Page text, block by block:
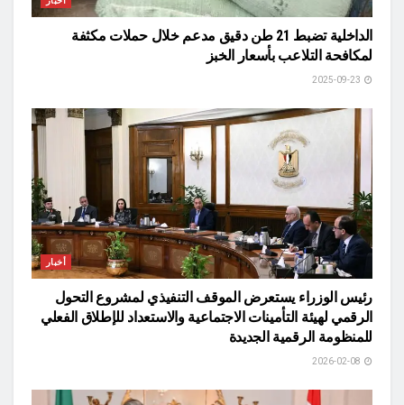
الداخلية تضبط 21 طن دقيق مدعم خلال حملات مكثفة
لمكافحة التلاعب بأسعار الخبز
أخبار
رئيس الوزراء يستعرض الموقف التنفيذي لمشروع التحول
الرقمي لهيئة التأمينات الاجتماعية والاستعداد للإطلاق الفعلي
للمنظومة الرقمية الجديدة